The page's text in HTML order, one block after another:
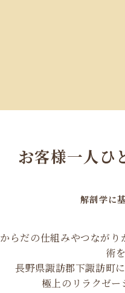
お客様一人ひ
解剖学に
からだの仕組みやつなが
術
長野県諏訪郡下諏訪町
極上のリラクゼー